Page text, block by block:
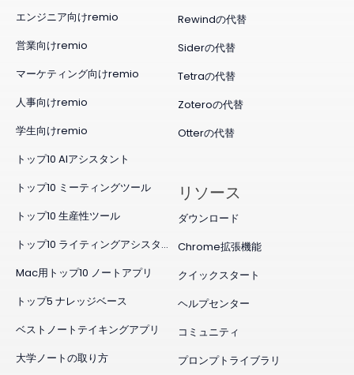
Rewindの代替
Siderの代替
Tetraの代替
Zoteroの代替
Otterの代替
エンジニア向けremio
営業向けremio
マーケティング向けremio
人事向けremio
学生向けremio
トップ10 AIアシスタント
トップ10 ミーティングツール
トップ10 生産性ツール
トップ10 ライティングアシスタント
Mac用トップ10 ノートアプリ
トップ5 ナレッジベース
ベストノートテイキングアプリ
大学ノートの取り方
リソース
ダウンロード
Chrome拡張機能
クイックスタート
ヘルプセンター
コミュニティ
プロンプトライブラリ